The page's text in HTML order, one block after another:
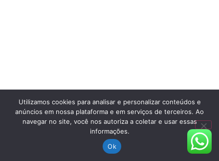
Utilizamos cookies para analisar e personalizar conteúdos e
anúncios em nossa plataforma e em serviços de terceiros. Ao
navegar no site, você nos autoriza a coletar e usar essas
informações.
Ok